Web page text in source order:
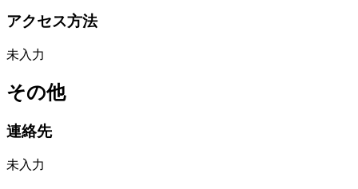
アクセス方法
未入力
その他
連絡先
未入力